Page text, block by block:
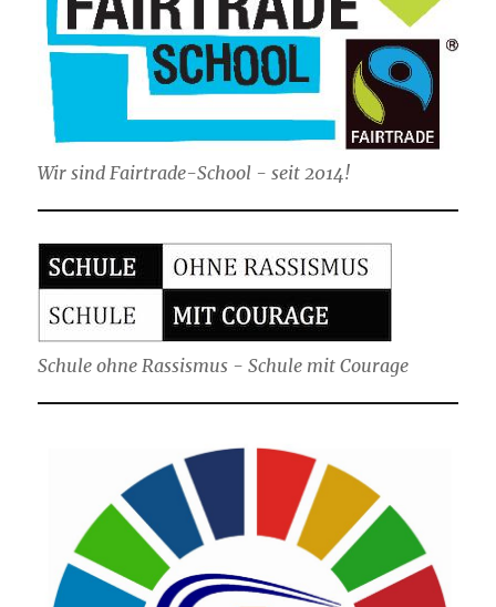
Wir sind Fairtrade-School - seit 2014!
Schule ohne Rassismus - Schule mit Courage